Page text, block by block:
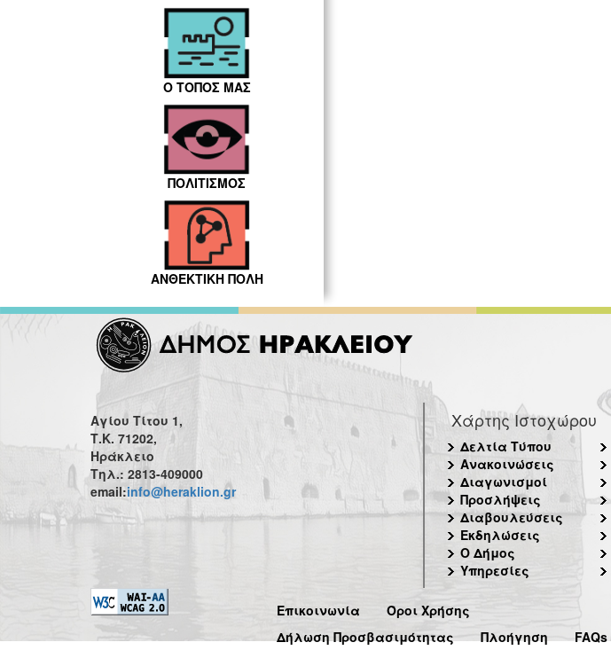
Ο ΤΟΠΟΣ ΜΑΣ
ΠΟΛΙΤΙΣΜΟΣ
ΑΝΘΕΚΤΙΚΗ ΠΟΛΗ
Αγίου Τίτου 1,
Τ.Κ. 71202,
Ηράκλειο
Τηλ.: 2813-409000
email:info@heraklion.gr
Χάρτης Ιστοχώρου
Δελτία Τύπου
Ανακοινώσεις
Διαγωνισμοί
Προσλήψεις
Διαβουλεύσεις
Εκδηλώσεις
Ο Δήμος
Υπηρεσίες
Επικοινωνία
Όροι Χρήσης
Δήλωση Προσβασιμότητας
Πλοήγηση FAQs